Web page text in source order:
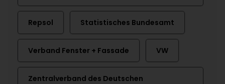
Repsol Statistisches Bundesamt
Verband Fenster + Fassade VW
Zentralverband des Deutschen